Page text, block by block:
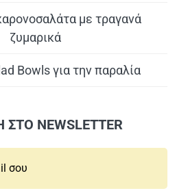
με τραγανά
ζυμαρικά
Bowls για την παραλία
NEWSLETTER